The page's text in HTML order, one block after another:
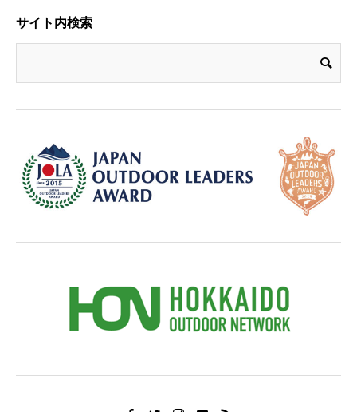
サイト内検索